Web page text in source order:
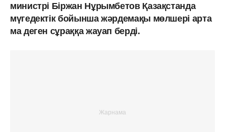
министрі Біржан Нұрымбетов Қазақстанда
мүгедектік бойынша жәрдемақы мөлшері арта
ма деген сұраққа жауап берді.